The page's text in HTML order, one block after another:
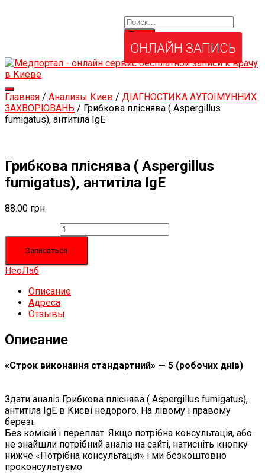
ОНЛАЙН ЗАПИСЬ
Переключить
навигацию
Главная / Анализы Киев / ДІАГНОСТИКА АУТОІМУННИХ
ЗАХВОРЮВАНЬ / Грибкова пліснява ( Aspergillus
fumigatus), антитіла IgЕ
Грибкова пліснява ( Aspergillus
fumigatus), антитіла IgЕ
88.00 грн.
Записаться
НеоЛаб
Описание
Адреса
Отзывы
Описание
«Строк виконання стандартний» — 5 (робочих днів)
Здати аналіз Грибкова пліснява ( Aspergillus fumigatus),
антитіла IgЕ в Києві недорого. На лівому і правому
березі.
Без комісій і переплат. Якщо потрібна консультація, або
не знайшли потрібний аналіз на сайті, натисніть кнопку
нижче «Потрібна консультація» і ми безкоштовно
проконсультуємо